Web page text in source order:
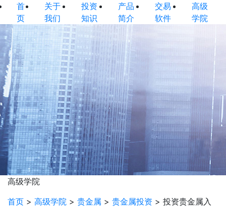
首
页
关于
我们
投资
知识
产品
简介
交易
软件
高级
学院
高级学院
首页 > 高级学院 > 贵金属 > 贵金属投资 > 投资贵金属入